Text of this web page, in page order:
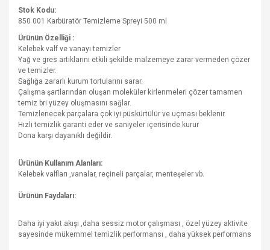
Stok Kodu:
850 001 Karbüratör Temizleme Spreyi 500 ml
Ürünün Özelliği :
Kelebek valf ve vanayı temizler
Yağ ve gres artıklarını etkili şekilde malzemeye zarar vermeden çözer
ve temizler.
Sağlığa zararlı kurum tortularını sarar.
Çalışma şartlarından oluşan moleküler kirlenmeleri çözer tamamen
temiz bri yüzey oluşmasını sağlar.
Temizlenecek parçalara çok iyi püskürtülür ve uçması beklenir.
Hızlı temizlik garanti eder ve saniyeler içerisinde kurur
Dona karşı dayanıklı değildir.
Ürünün Kullanım Alanları:
Kelebek valfları ,vanalar, reçineli parçalar, menteşeler vb.
Ürünün Faydaları:
Daha iyi yakıt akışı ,daha sessiz motor çalışması , özel yüzey aktivite
sayesinde mükemmel temizlik performansı , daha yüksek performans